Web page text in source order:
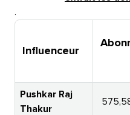
.​​
Influenceur​​
Pushkar Raj
Thakur​​